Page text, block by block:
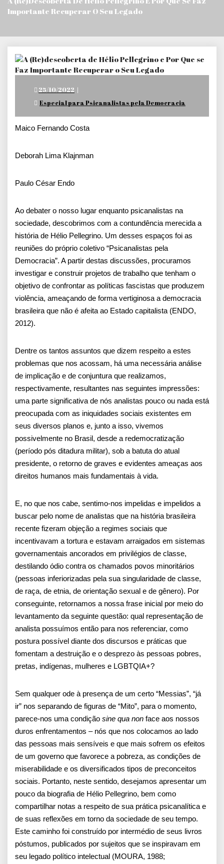
Importante Recuperar O Seu Legado
Posted
25/10/2022
Especial para Psicanalistas pela Democracia
Maico Fernando Costa
Deborah Lima Klajnman
Paulo César Endo
Ao debater o nosso lugar enquanto psicanalistas na
sociedade, descobrimos com a contundência merecida a
história de Hélio Pellegrino. Um desses espaços foi as
reuniões do próprio coletivo “Psicanalistas pela
Democracia”. A partir destas discussões, procuramos
investigar e construir projetos de trabalho que tenham o
objetivo de confrontar as políticas fascistas que produzem
violência, ameaçando de forma vertiginosa a democracia
brasileira que não é afeita ao Estado capitalista (ENDO,
2012).
Dentre os tantos assuntos que dizem respeito a estes
problemas que nos acossam, há uma necessária análise
de implicação e de conjuntura que realizamos,
respectivamente, resultantes nas seguintes impressões:
uma parte significativa de nós analistas pouco ou nada está
preocupada com as iniquidades sociais existentes em
seus diversos planos e, junto a isso, vivemos
possivelmente no Brasil, desde a redemocratização
(período pós ditadura militar), sob a batuta do atual
presidente, o retorno de graves e evidentes ameaças aos
direitos humanos mais fundamentais à vida.
E, no que nos cabe, sentimo-nos impelidas e impelidos a
buscar pelo nome de analistas que na história brasileira
recente fizeram objeção a regimes sociais que
incentivavam a tortura e estavam arraigados em sistemas
governamentais ancorados em privilégios de classe,
destilando ódio contra os chamados povos minoritários
(pessoas inferiorizadas pela sua singularidade de classe,
de raça, de etnia, de orientação sexual e de gênero). Por
conseguinte, retornamos a nossa frase inicial por meio do
levantamento da seguinte questão: qual representação de
analista possuímos então para nos referenciar, como
postura possível diante dos discursos e práticas que
fomentam a destruição e o desprezo às pessoas pobres,
pretas, indígenas, mulheres e LGBTQIA+?
Sem qualquer ode à presença de um certo “Messias”, “já
ir” nos separando de figuras de “Mito”, para o momento,
parece-nos uma condição sine qua non face aos nossos
duros enfrentamentos – nós que nos colocamos ao lado
das pessoas mais sensíveis e que mais sofrem os efeitos
de um governo que favorece a pobreza, as condições de
miserabilidade e os diversificados tipos de preconceitos
sociais. Portanto, neste sentido, desejamos apresentar um
pouco da biografia de Hélio Pellegrino, bem como
compartilhar notas a respeito de sua prática psicanalítica e
de suas reflexões em torno da sociedade de seu tempo.
Este caminho foi construído por intermédio de seus livros
póstumos, publicados por sujeitos que se inspiravam em
seu legado político intelectual (MOURA, 1988;